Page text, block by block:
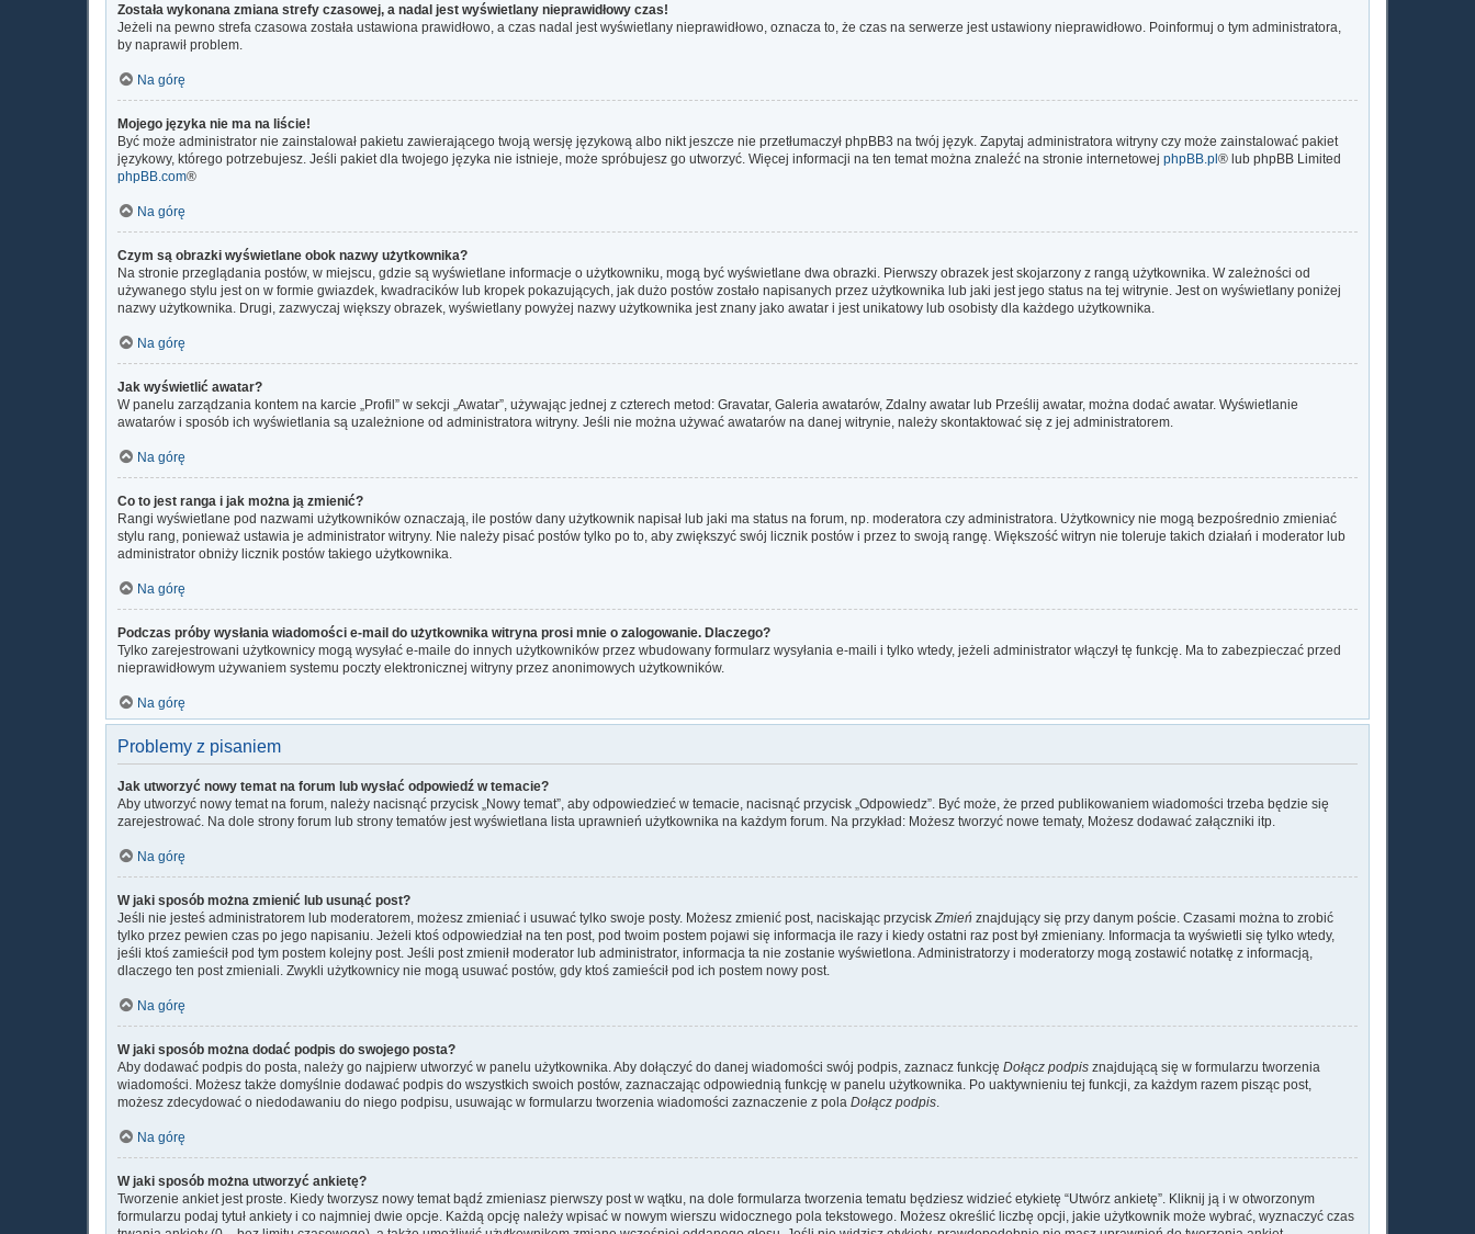
Została wykonana zmiana strefy czasowej, a nadal jest wyświetlany nieprawidłowy czas!
Jeżeli na pewno strefa czasowa została ustawiona prawidłowo, a czas nadal jest wyświetlany nieprawidłowo, oznacza to, że czas na serwerze jest ustawiony nieprawidłowo. Poinformuj o tym administratora,
by naprawił problem.
Na górę
Mojego języka nie ma na liście!
Być może administrator nie zainstalował pakietu zawierającego twoją wersję językową albo nikt jeszcze nie przetłumaczył phpBB3 na twój język. Zapytaj administratora witryny czy może zainstalować pakiet
językowy, którego potrzebujesz. Jeśli pakiet dla twojego języka nie istnieje, może spróbujesz go utworzyć. Więcej informacji na ten temat można znaleźć na stronie internetowej phpBB.pl® lub phpBB Limited
phpBB.com®
Na górę
Czym są obrazki wyświetlane obok nazwy użytkownika?
Na stronie przeglądania postów, w miejscu, gdzie są wyświetlane informacje o użytkowniku, mogą być wyświetlane dwa obrazki. Pierwszy obrazek jest skojarzony z rangą użytkownika. W zależności od
używanego stylu jest on w formie gwiazdek, kwadracików lub kropek pokazujących, jak dużo postów zostało napisanych przez użytkownika lub jaki jest jego status na tej witrynie. Jest on wyświetlany poniżej
nazwy użytkownika. Drugi, zazwyczaj większy obrazek, wyświetlany powyżej nazwy użytkownika jest znany jako awatar i jest unikatowy lub osobisty dla każdego użytkownika.
Na górę
Jak wyświetlić awatar?
W panelu zarządzania kontem na karcie „Profil” w sekcji „Awatar”, używając jednej z czterech metod: Gravatar, Galeria awatarów, Zdalny awatar lub Prześlij awatar, można dodać awatar. Wyświetlanie
awatarów i sposób ich wyświetlania są uzależnione od administratora witryny. Jeśli nie można używać awatarów na danej witrynie, należy skontaktować się z jej administratorem.
Na górę
Co to jest ranga i jak można ją zmienić?
Rangi wyświetlane pod nazwami użytkowników oznaczają, ile postów dany użytkownik napisał lub jaki ma status na forum, np. moderatora czy administratora. Użytkownicy nie mogą bezpośrednio zmieniać
stylu rang, ponieważ ustawia je administrator witryny. Nie należy pisać postów tylko po to, aby zwiększyć swój licznik postów i przez to swoją rangę. Większość witryn nie toleruje takich działań i moderator lub
administrator obniży licznik postów takiego użytkownika.
Na górę
Podczas próby wysłania wiadomości e-mail do użytkownika witryna prosi mnie o zalogowanie. Dlaczego?
Tylko zarejestrowani użytkownicy mogą wysyłać e-maile do innych użytkowników przez wbudowany formularz wysyłania e-maili i tylko wtedy, jeżeli administrator włączył tę funkcję. Ma to zabezpieczać przed
nieprawidłowym używaniem systemu poczty elektronicznej witryny przez anonimowych użytkowników.
Na górę
Problemy z pisaniem
Jak utworzyć nowy temat na forum lub wysłać odpowiedź w temacie?
Aby utworzyć nowy temat na forum, należy nacisnąć przycisk „Nowy temat”, aby odpowiedzieć w temacie, nacisnąć przycisk „Odpowiedz”. Być może, że przed publikowaniem wiadomości trzeba będzie się
zarejestrować. Na dole strony forum lub strony tematów jest wyświetlana lista uprawnień użytkownika na każdym forum. Na przykład: Możesz tworzyć nowe tematy, Możesz dodawać załączniki itp.
Na górę
W jaki sposób można zmienić lub usunąć post?
Jeśli nie jesteś administratorem lub moderatorem, możesz zmieniać i usuwać tylko swoje posty. Możesz zmienić post, naciskając przycisk Zmień znajdujący się przy danym poście. Czasami można to zrobić
tylko przez pewien czas po jego napisaniu. Jeżeli ktoś odpowiedział na ten post, pod twoim postem pojawi się informacja ile razy i kiedy ostatni raz post był zmieniany. Informacja ta wyświetli się tylko wtedy,
jeśli ktoś zamieścił pod tym postem kolejny post. Jeśli post zmienił moderator lub administrator, informacja ta nie zostanie wyświetlona. Administratorzy i moderatorzy mogą zostawić notatkę z informacją,
dlaczego ten post zmieniali. Zwykli użytkownicy nie mogą usuwać postów, gdy ktoś zamieścił pod ich postem nowy post.
Na górę
W jaki sposób można dodać podpis do swojego posta?
Aby dodawać podpis do posta, należy go najpierw utworzyć w panelu użytkownika. Aby dołączyć do danej wiadomości swój podpis, zaznacz funkcję Dołącz podpis znajdującą się w formularzu tworzenia
wiadomości. Możesz także domyślnie dodawać podpis do wszystkich swoich postów, zaznaczając odpowiednią funkcję w panelu użytkownika. Po uaktywnieniu tej funkcji, za każdym razem pisząc post,
możesz zdecydować o niedodawaniu do niego podpisu, usuwając w formularzu tworzenia wiadomości zaznaczenie z pola Dołącz podpis
Na górę
W jaki sposób można utworzyć ankietę?
Tworzenie ankiet jest proste. Kiedy tworzysz nowy temat bądź zmieniasz pierwszy post w wątku, na dole formularza tworzenia tematu będziesz widzieć etykietę “Utwórz ankietę”. Kliknij ją i w otworzonym
formularzu podaj tytuł ankiety i co najmniej dwie opcje. Każdą opcję należy wpisać w nowym wierszu widocznego pola tekstowego. Możesz określić liczbę opcji, jakie użytkownik może wybrać, wyznaczyć czas